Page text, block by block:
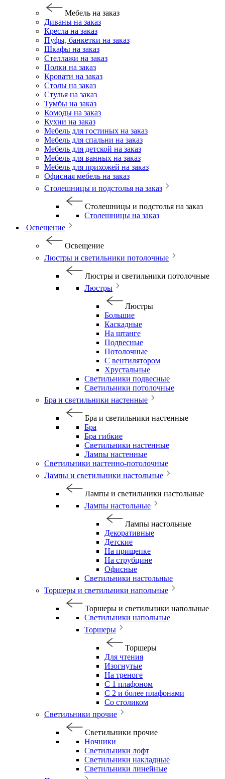
Мебель на заказ
Диваны на заказ
Кресла на заказ
Пуфы, банкетки на заказ
Шкафы на заказ
Стеллажи на заказ
Полки на заказ
Кровати на заказ
Столы на заказ
Стулья на заказ
Тумбы на заказ
Комоды на заказ
Кухни на заказ
Мебель для гостиных на заказ
Мебель для спальни на заказ
Мебель для детской на заказ
Мебель для ванных на заказ
Мебель для прихожей на заказ
Офисная мебель на заказ
Столешницы и подстолья на заказ
Столешницы и подстолья на заказ
Столешницы на заказ
Освещение
Освещение
Люстры и светильники потолочные
Люстры и светильники потолочные
Люстры
Люстры
Большие
Каскадные
На штанге
Подвесные
Потолочные
С вентилятором
Хрустальные
Светильники подвесные
Светильники потолочные
Бра и светильники настенные
Бра и светильники настенные
Бра
Бра гибкие
Светильники настенные
Лампы настенные
Светильники настенно-потолочные
Лампы и светильники настольные
Лампы и светильники настольные
Лампы настольные
Лампы настольные
Декоративные
Детские
На прищепке
На струбцине
Офисные
Светильники настольные
Торшеры и светильники напольные
Торшеры и светильники напольные
Светильники напольные
Торшеры
Торшеры
Для чтения
Изогнутые
На треноге
С 1 плафоном
С 2 и более плафонами
Со столиком
Светильники прочие
Светильники прочие
Ночники
Светильники лофт
Светильники накладные
Светильники линейные